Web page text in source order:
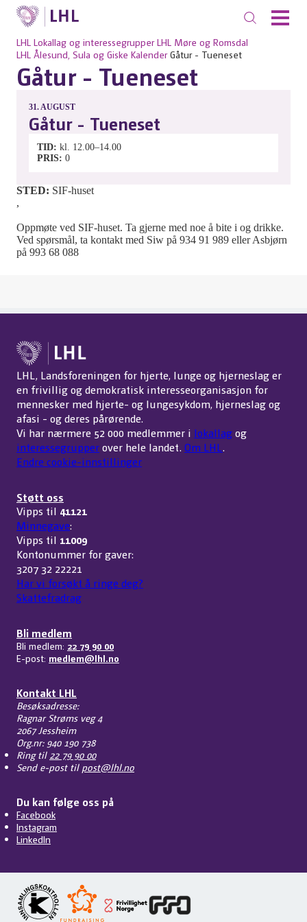
LHL Lokallag og interessegrupper LHL Møre og Romsdal
LHL Ålesund, Sula og Giske Kalender Gåtur - Tueneset
Gåtur - Tueneset
31.AUGUST
Gåtur - Tueneset
TID kl. 12.00–14.00
PRIS 0
STED: SIF-huset
,
Oppmøte ved SIF-huset. Ta gjerne med noe å bite i og drikke.
Ved spørsmål, ta kontakt med Siw på 934 91 989 eller Asbjørn
på 993 68 088
LHL, Landsforeningen for hjerte, lunge og hjerneslag er
en frivillig og demokratisk interesseorganisasjon for
mennesker med hjerte- og lungesykdom, hjerneslag og
afasi - og deres pårørende.
Vi har nærmere 52 000 medlemmer i lokallagog
interessegrupperover hele landet. Om LHL.
Endre cookie-innstillinger
Støtt oss
Vipps til 41121
Minnegave:
Vipps til 11009
Kontonummer for gaver:
3207 32 22221
Har vi forsøkt å ringe deg?
Skattefradrag
Bli medlem
Bli medlem: 22 79 90 00
E-post: medlem@lhl.no
Kontakt LHL
Besøksadresse:
Ragnar Strøms veg 4
2067 Jessheim
Org.nr: 940 190 738
Ring til 22 79 90 00
Send e-post til post@lhl.no
Du kan følge oss på
Facebook
Instagram
LinkedIn